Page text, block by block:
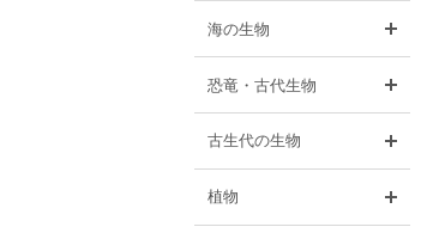
海の生物
恐竜・古代生物
古生代の生物
植物